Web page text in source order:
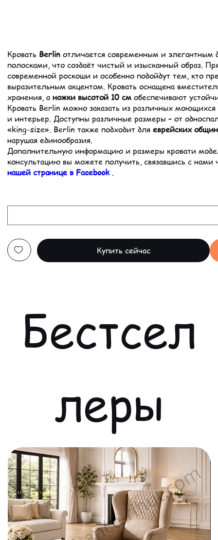
Кровать Berlin отличается современным и элегантным
полосками, что создаёт чистый и изысканный образ.
современной роскоши и особенно подойдут тем, кто
выразительным акцентом. Кровать оснащена
хранения, а ножки высотой 10 см обеспечивают
Кровать Berlin можно заказать из различных
и интерьер. Доступны различные размеры – от
«king-size». Berlin также подходит для еврейских общин
нарушая единообразия.
Дополнительную информацию и размеры кровати
консультацию вы можете получить, связавшись с нами
нашей странице в Facebook .
Купить сейчас
Бестсел
леры